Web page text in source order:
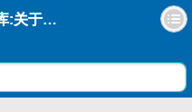
会计视野法规库:关于发布《上海证券交易所科创板上市公司自律监管指南第5号--退市信息披露[2023年1月修订]》的通知